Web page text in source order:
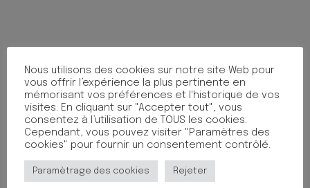
COLOR ZEN LICORNE
8.35€ TTC
COLORIAGE J’AIME
COLORIER 3-5 ANS 24P
Nous utilisons des cookies sur notre site Web pour
vous offrir l’expérience la plus pertinente en
mémorisant vos préférences et l'historique de vos
visites. En cliquant sur "Accepter tout", vous
consentez à l’utilisation de TOUS les cookies.
Cependant, vous pouvez visiter "Paramètres des
cookies" pour fournir un consentement contrôlé.
Paramètrage des cookies Rejeter